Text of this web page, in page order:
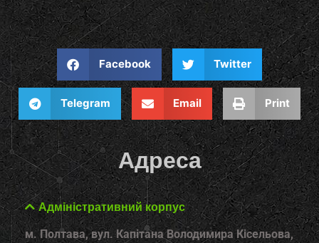
Facebook Twitter
Telegram Email Print
Адреса
Адміністративний корпус
м. Полтава, вул. Капітана Володимира Кісельова,